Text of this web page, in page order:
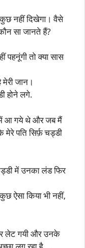
नहीं दिखेगा। वैसे
सा जानते हैं?
पहनूंगी तो क्या सास
जान।
होने लगे.
में आ गये थे और जब मैं
पति सिर्फ़ चड्डी
में उनका लंड फिर
ऐसा किया भी नहीं,
लेट गयी और उनके